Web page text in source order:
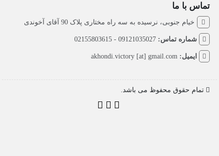
تماس با ما
خیام جنوبی، نرسیده به سه راه مختاری پلاک 90 آقای آخوندی
شماره تماس:09121035027 - 02155803615
ایمیل:akhondi.victory [at] gmail.com
تمام حقوق محفوظ می باشد.